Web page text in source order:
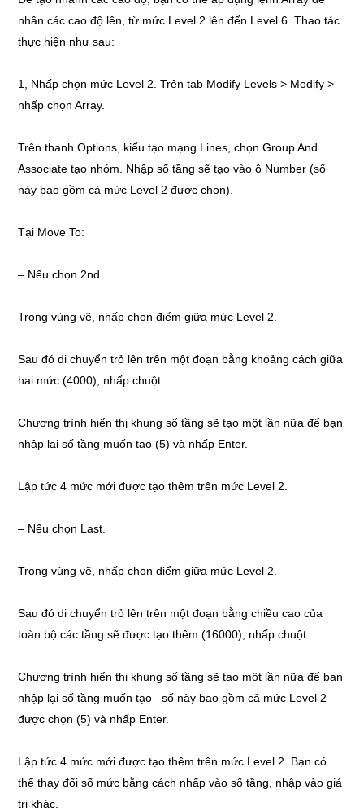
nhân các cao độ lên, từ mức Level 2 lên đến Level 6. Thao tác
thực hiện như sau:
1, Nhấp chọn mức Level 2. Trên tab Modify Levels > Modify >
nhấp chọn Array.
Trên thanh Options, kiểu tạo mạng Lines, chọn Group And
Associate tạo nhóm. Nhập số tầng sẽ tạo vào ô Number (số
này bao gồm cả mức Level 2 được chọn).
Tại Move To:
– Nếu chọn 2nd.
Trong vùng vẽ, nhấp chọn điểm giữa mức Level 2.
Sau đó di chuyển trỏ lên trên một đoạn bằng khoảng cách giữa
hai mức (4000), nhấp chuột.
Chương trình hiển thị khung số tầng sẽ tạo một lần nữa để bạn
nhập lại số tầng muốn tạo (5) và nhấp Enter.
Lập tức 4 mức mới được tạo thêm trên mức Level 2.
– Nếu chọn Last.
Trong vùng vẽ, nhấp chọn điểm giữa mức Level 2.
Sau đó di chuyển trỏ lên trên một đoạn bằng chiều cao của
toàn bộ các tầng sẽ được tạo thêm (16000), nhấp chuột.
Chương trình hiển thị khung số tầng sẽ tạo một lần nữa để bạn
nhập lại số tầng muốn tạo _số này bao gồm cả mức Level 2
được chọn (5) và nhấp Enter.
Lập tức 4 mức mới được tạo thêm trên mức Level 2. Bạn có
thể thay đổi số mức bằng cách nhấp vào số tầng, nhập vào giá
trị khác.